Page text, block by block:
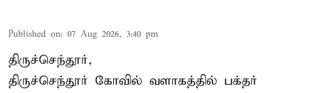
Published on: 07 Aug 2026, 3:40 pm
திருச்செந்தூர்,
திருச்செந்தூர் கோவில் வளாகத்தில் பக்தர்